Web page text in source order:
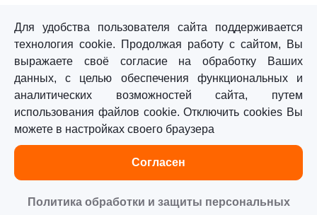
©«Sturm!» 2011–2026 ®
Все права защищены.
Политика обработки персональных данных
Для удобства пользователя сайта поддерживается
технология cookie. Продолжая работу с сайтом, Вы
выражаете своё согласие на обработку Ваших
данных, с целью обеспечения функциональных и
аналитических возможностей сайта, путем
использования файлов cookie. Отключить cookies Вы
можете в настройках своего браузера
Согласен
Политика обработки и защиты персональных